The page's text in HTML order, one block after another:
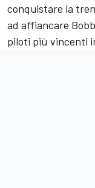
conquistare la
ad affiancare
piloti più vincenti